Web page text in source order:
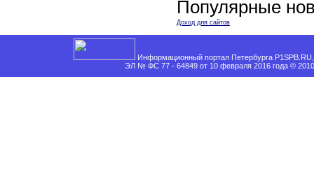
Популярные
Доход для сайтов
Информационный портал Петербурга
ЭЛ № ФС 77 - 64849 от 10 февраля 2016 года ©